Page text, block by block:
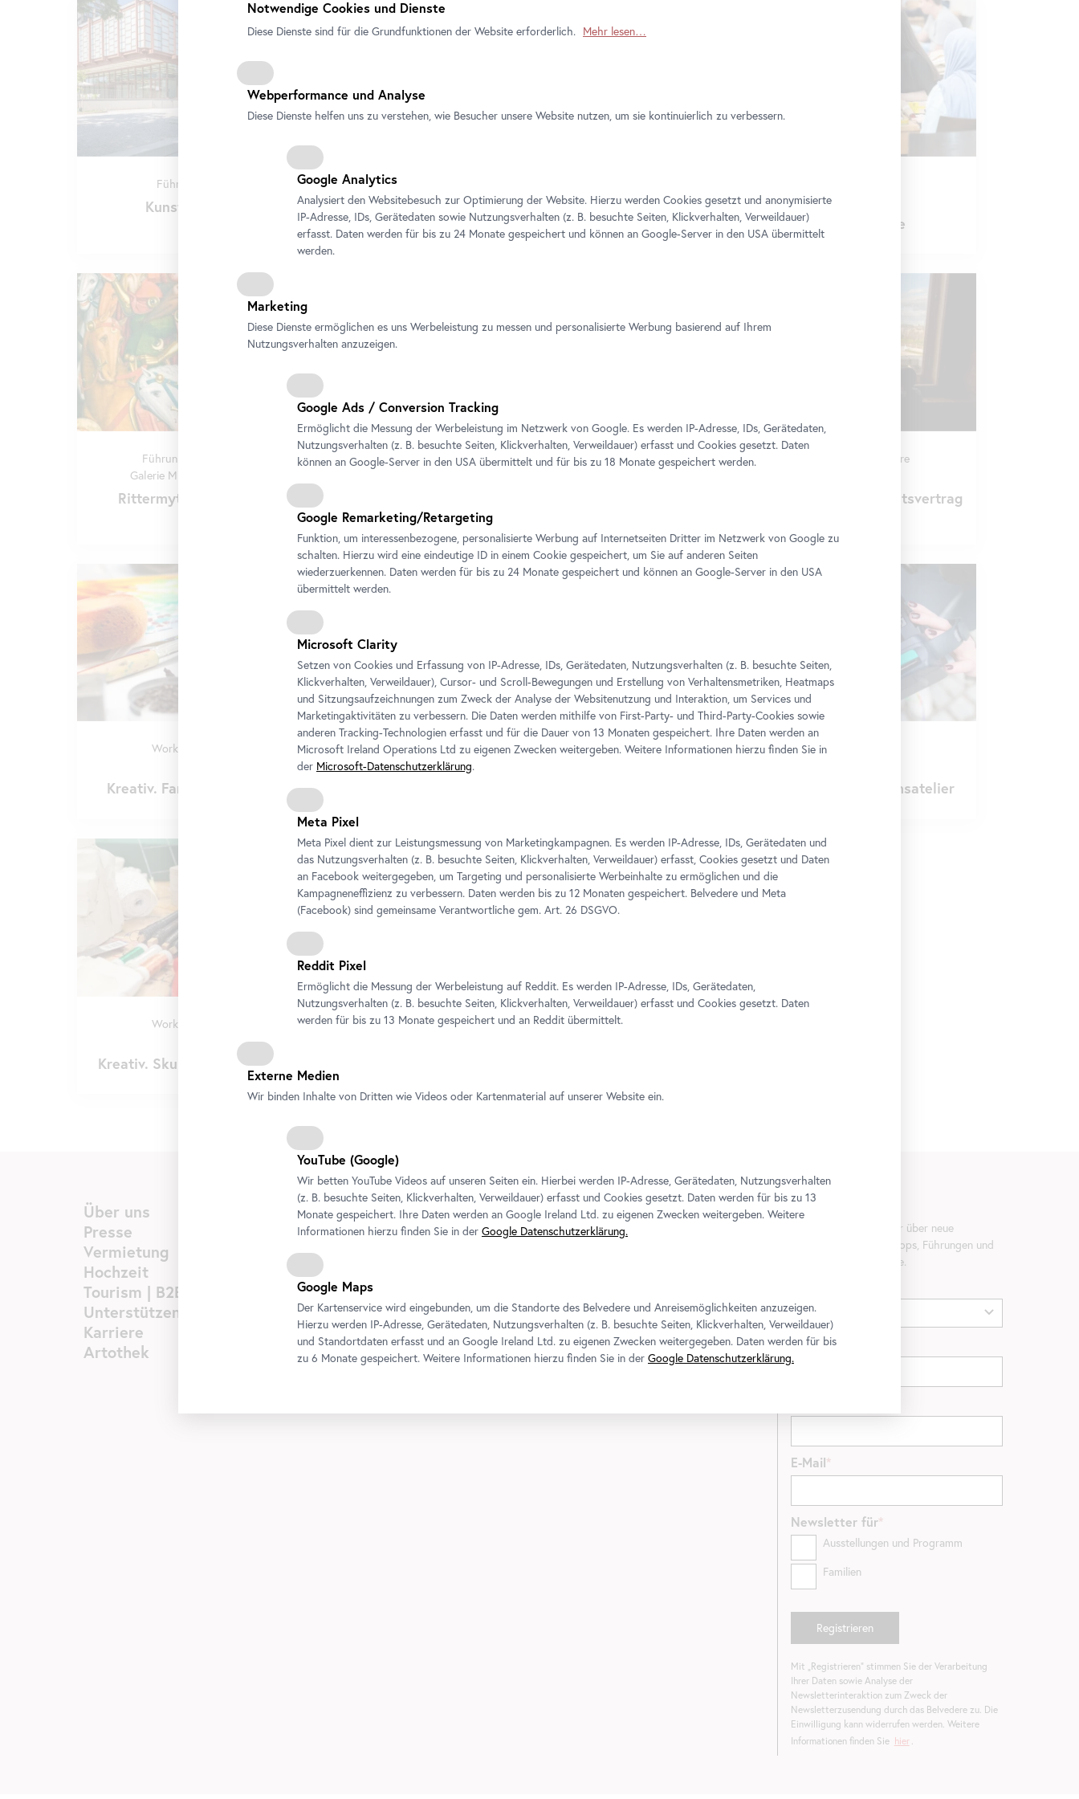
Kunst und Architektur
Führung
Kunst und Klimakrise
Skulpturengarten
Kunst und Klimakrise
Skulpturengarten
Rittermythen, Medienmonopol
Führung
Galerie Mittelalter und Renaissance
Sehen zum Sprechen
Führung • Oberes Belvedere
Geschichte erleben. Der Staatsvertrag
Oberes Belvedere
Kreativ. Farbe im Museumsatelier
Workshop Workshop • Oberes Belvedere
Kreativ. Polaroid im Museumsatelier
Workshop •
Kreativ. Skulptur im Museumsatelier
Workshop
Stellprobe
Über uns
Presse
Vermietung
Hochzeit
Tourism | B2B
Unterstützen
Karriere
Artothek
Kontakt Folgen Sie uns
Belvedere
Belvedere 21
Newsletter
Erfahren Sie als Erste*r über neue
Ausstellungen, Workshops, Führungen und
Aktionen des Belvedere.
Vorname
E-Mail
Newsletter für
Ausstellungen und Programm
Familien
Mit „Registrieren“ stimmen Sie der Verarbeitung
Ihrer Daten sowie Analyse der
Newsletterinteraktion zum Zweck der
Newsletterzusendung durch das Belvedere zu. Die
Einwilligung kann widerrufen werden. Weitere
Informationen finden Sie hier .
Notwendige Cookies und Dienste
Diese Dienste sind für die Grundfunktionen der Website erforderlich. Mehr lesen…
Webperformance und Analyse
Diese Dienste helfen uns zu verstehen, wie Besucher unsere Website nutzen, um sie kontinuierlich zu verbessern.
Google Analytics
Analysiert den Websitebesuch zur Optimierung der Website. Hierzu werden Cookies gesetzt und anonymisierte
IP-Adresse, IDs, Gerätedaten sowie Nutzungsverhalten (z. B. besuchte Seiten, Klickverhalten, Verweildauer)
erfasst. Daten werden für bis zu 24 Monate gespeichert und können an Google-Server in den USA übermittelt
werden.
Marketing
Diese Dienste ermöglichen es uns Werbeleistung zu messen und personalisierte Werbung basierend auf Ihrem
Nutzungsverhalten anzuzeigen.
Google Ads / Conversion Tracking
Ermöglicht die Messung der Werbeleistung im Netzwerk von Google. Es werden IP-Adresse, IDs, Gerätedaten,
Nutzungsverhalten (z. B. besuchte Seiten, Klickverhalten, Verweildauer) erfasst und Cookies gesetzt. Daten
können an Google-Server in den USA übermittelt und für bis zu 18 Monate gespeichert werden.
Google Remarketing/Retargeting
Funktion, um interessenbezogene, personalisierte Werbung auf Internetseiten Dritter im Netzwerk von Google zu
schalten. Hierzu wird eine eindeutige ID in einem Cookie gespeichert, um Sie auf anderen Seiten
wiederzuerkennen. Daten werden für bis zu 24 Monate gespeichert und können an Google-Server in den USA
übermittelt werden.
Microsoft Clarity
Setzen von Cookies und Erfassung von IP-Adresse, IDs, Gerätedaten, Nutzungsverhalten (z. B. besuchte Seiten,
Klickverhalten, Verweildauer), Cursor- und Scroll-Bewegungen und Erstellung von Verhaltensmetriken, Heatmaps
und Sitzungsaufzeichnungen zum Zweck der Analyse der Websitenutzung und Interaktion, um Services und
Marketingaktivitäten zu verbessern. Die Daten werden mithilfe von First-Party- und Third-Party-Cookies sowie
anderen Tracking-Technologien erfasst und für die Dauer von 13 Monaten gespeichert. Ihre Daten werden an
Microsoft Ireland Operations Ltd zu eigenen Zwecken weitergeben. Weitere Informationen hierzu finden Sie in
der Microsoft-Datenschutzerklärung.
Meta Pixel
Meta Pixel dient zur Leistungsmessung von Marketingkampagnen. Es werden IP-Adresse, IDs, Gerätedaten und
das Nutzungsverhalten (z. B. besuchte Seiten, Klickverhalten, Verweildauer) erfasst, Cookies gesetzt und Daten
an Facebook weitergegeben, um Targeting und personalisierte Werbeinhalte zu ermöglichen und die
Kampagneneffizienz zu verbessern. Daten werden bis zu 12 Monaten gespeichert. Belvedere und Meta
(Facebook) sind gemeinsame Verantwortliche gem. Art. 26 DSGVO.
Reddit Pixel
Ermöglicht die Messung der Werbeleistung auf Reddit. Es werden IP-Adresse, IDs, Gerätedaten,
Nutzungsverhalten (z. B. besuchte Seiten, Klickverhalten, Verweildauer) erfasst und Cookies gesetzt. Daten
werden für bis zu 13 Monate gespeichert und an Reddit übermittelt.
Externe Medien
Wir binden Inhalte von Dritten wie Videos oder Kartenmaterial auf unserer Website ein.
YouTube (Google)
Wir betten YouTube Videos auf unseren Seiten ein. Hierbei werden IP-Adresse, Gerätedaten, Nutzungsverhalten
(z. B. besuchte Seiten, Klickverhalten, Verweildauer) erfasst und Cookies gesetzt. Daten werden für bis zu 13
Monate gespeichert. Ihre Daten werden an Google Ireland Ltd. zu eigenen Zwecken weitergeben. Weitere
Informationen hierzu finden Sie in der Google Datenschutzerklärung.
Google Maps
Der Kartenservice wird eingebunden, um die Standorte des Belvedere und Anreisemöglichkeiten anzuzeigen.
Hierzu werden IP-Adresse, Gerätedaten, Nutzungsverhalten (z. B. besuchte Seiten, Klickverhalten, Verweildauer)
und Standortdaten erfasst und an Google Ireland Ltd. zu eigenen Zwecken weitergegeben. Daten werden für bis
zu 6 Monate gespeichert. Weitere Informationen hierzu finden Sie in der Google Datenschutzerklärung.